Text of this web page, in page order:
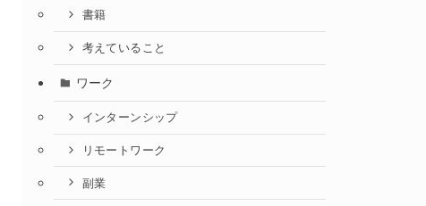
書籍
考えていること
ワーク
インターンシップ
リモートワーク
副業